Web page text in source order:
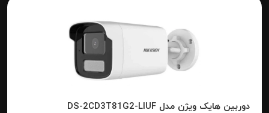
دوربین هایک ویژن مدل DS-2CD3T81G2-LIUF